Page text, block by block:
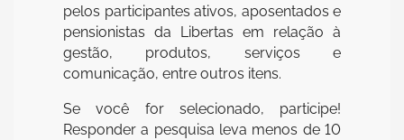
pelos participantes ativos, aposentados e
pensionistas da Libertas em relação à
gestão, produtos, serviços e
comunicação, entre outros itens.
Se você for selecionado, participe!
Responder a pesquisa leva menos de 10